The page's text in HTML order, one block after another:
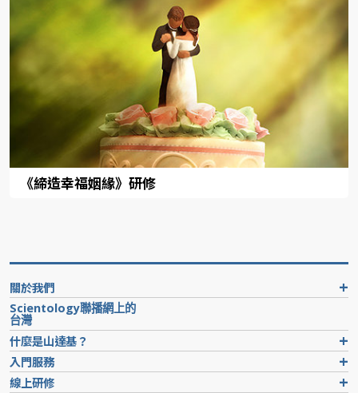
《締造幸福姻緣》研修
關於我們
Scientology聯播網上的
台灣
什麼是山達基？
入門服務
線上研修